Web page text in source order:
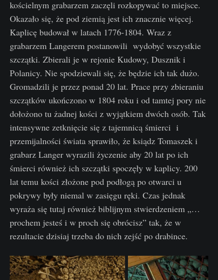
kościelnym grabarzem zaczęli rozkopywać to miejsce.
Okazało się, że pod ziemią jest ich znacznie więcej.
Kaplicę budował w latach 1776-1804. Wraz z
grabarzem Langerem postanowili wydobyć wszystkie
szczątki. Zbierali je w rejonie Kudowy, Dusznik i
Polanicy. Nie spodziewali się, że będzie ich tak dużo.
Gromadzili je przez ponad 20 lat. Prace przy zbieraniu
szczątków ukończono w 1804 roku i od tamtej pory nie
dołożono tu żadnej kości z wyjątkiem dwóch osób. Tak
intensywne zetknięcie się z tajemnicą śmierci i
przemijalności świata sprawiło, że ksiądz Tomaszek i
grabarz Langer wyrazili życzenie aby 20 lat po ich
śmierci również ich szczątki spoczęły w kaplicy. 200
lat temu kości złożone pod podłogą po otwarci u
pokrywy były niemal w zasięgu ręki. Czas jednak
wyraża się tutaj również biblijnym stwierdzeniem „…
prochem jesteś i w proch się obrócisz” tak, że w
rezultacie dzisiaj trzeba do nich zejść po drabince.